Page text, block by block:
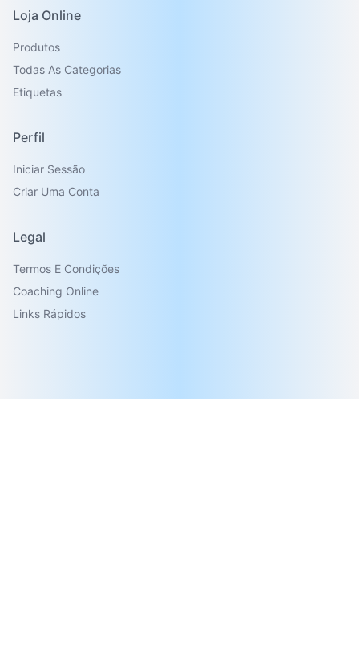
Loja Online
Produtos
Todas As Categorias
Etiquetas
Perfil
Iniciar Sessão
Criar Uma Conta
Legal
Termos E Condições
Coaching Online
Links Rápidos